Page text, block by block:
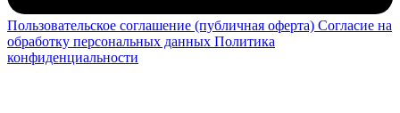
Пользовательское соглашение (публичная оферта) Согласие на
обработку персональных данных Политика
конфиденциальности